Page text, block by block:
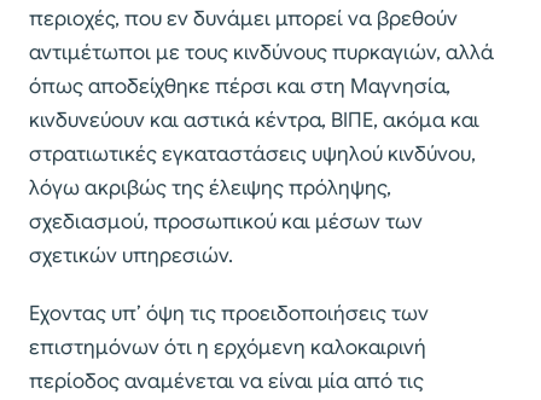
περιοχές, που εν δυνάμει μπορεί να βρεθούν
αντιμέτωποι με τους κινδύνους πυρκαγιών, αλλά
όπως αποδείχθηκε πέρσι και στη Μαγνησία,
κινδυνεύουν και αστικά κέντρα, ΒΙΠΕ, ακόμα και
στρατιωτικές εγκαταστάσεις υψηλού κινδύνου,
λόγω ακριβώς της έλειψης πρόληψης,
σχεδιασμού, προσωπικού και μέσων των
σχετικών υπηρεσιών.
Εχοντας υπ’ όψη τις προειδοποιήσεις των
επιστημόνων ότι η ερχόμενη καλοκαιρινή
περίοδος αναμένεται να είναι μία από τις